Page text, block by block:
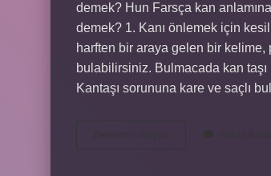
demek? Hun Farsça kan
demek? 1. Kanı önlemek için
harften bir araya gelen bir kelime,
bulabilirsiniz. Bulmacada kan
Kantaşı sorununa kare ve saçlı